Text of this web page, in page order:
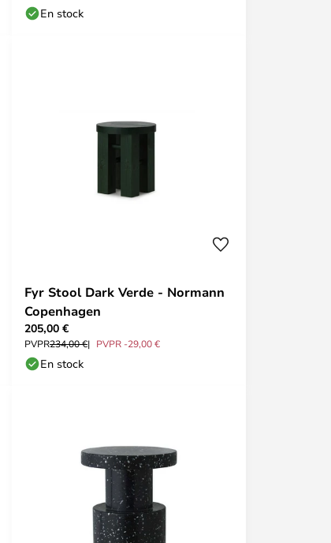
En stock
Fyr Stool Dark Verde - Normann
Copenhagen
205,00 €
PVPR234,00 € PVPR -29,00 €
En stock